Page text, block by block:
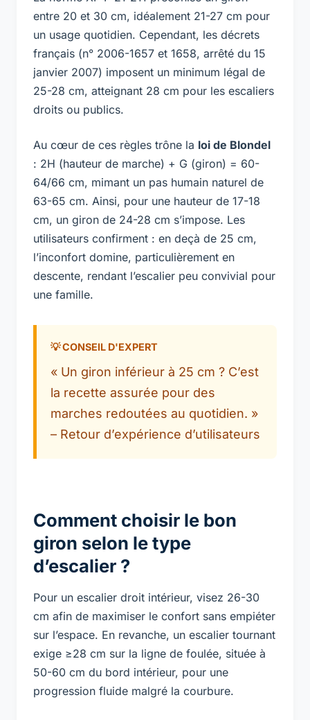
entre 20 et 30 cm, idéalement 21-27 cm pour
un usage quotidien. Cependant, les décrets
français (n° 2006-1657 et 1658, arrêté du 15
janvier 2007) imposent un minimum légal de
25-28 cm, atteignant 28 cm pour les escaliers
droits ou publics.
Au cœur de ces règles trône la loi de Blondel
: 2H (hauteur de marche) + G (giron) = 60-
64/66 cm, mimant un pas humain naturel de
63-65 cm. Ainsi, pour une hauteur de 17-18
cm, un giron de 24-28 cm s’impose. Les
utilisateurs confirment : en deçà de 25 cm,
l’inconfort domine, particulièrement en
descente, rendant l’escalier peu convivial pour
une famille.
« Un giron inférieur à 25 cm ? C’est
la recette assurée pour des
marches redoutées au quotidien. »
– Retour d’expérience d’utilisateurs
Comment choisir le bon
giron selon le type
d’escalier ?
Pour un escalier droit intérieur, visez 26-30
cm afin de maximiser le confort sans empiéter
sur l’espace. En revanche, un escalier tournant
exige ≥28 cm sur la ligne de foulée, située à
50-60 cm du bord intérieur, pour une
progression fluide malgré la courbure.